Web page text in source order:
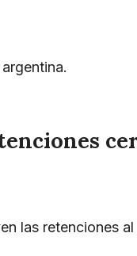
las retenciones